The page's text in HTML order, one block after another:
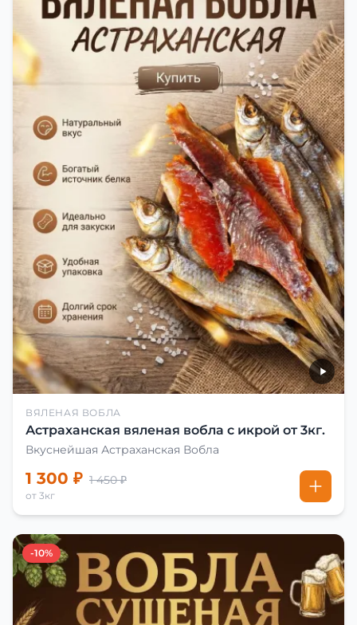
ВЯЛЕНАЯ ВОБЛА
Астраханская вяленая вобла с икрой от 3кг.
Вкуснейшая Астраханская Вобла
1 300 ₽ 1 450 ₽
от 3кг
-10%